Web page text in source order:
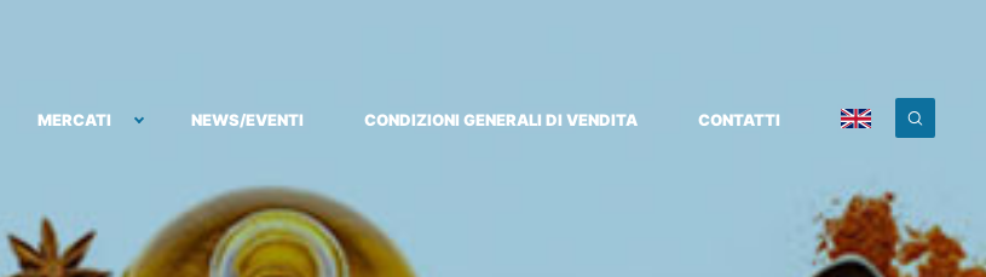
MERCATI NEWS/EVENTI CONDIZIONI GENERALI DI VENDITA CONTATTI